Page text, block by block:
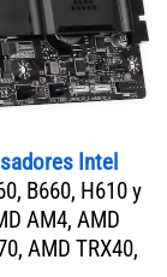
Intel
B660, H610 y
AM4, AMD
AMD TRX40,